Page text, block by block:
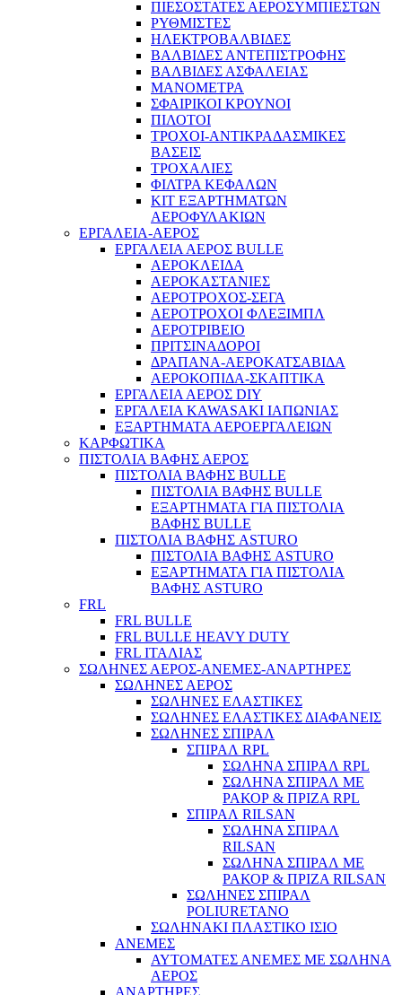
Φορτιστές
ΠΙΕΣΟΣΤΑΤΕΣ ΑΕΡΟΣΥΜΠΙΕΣΤΩΝ
ΡΥΘΜΙΣΤΕΣ
ΗΛΕΚΤΡΟΒΑΛΒΙΔΕΣ
ΒΑΛΒΙΔΕΣ ΑΝΤΕΠΙΣΤΡΟΦΗΣ
ΒΑΛΒΙΔΕΣ ΑΣΦΑΛΕΙΑΣ
ΜΑΝΟΜΕΤΡΑ
ΣΦΑΙΡΙΚΟΙ ΚΡΟΥΝΟΙ
ΠΙΛΟΤΟΙ
ΤΡΟΧΟΙ-ΑΝΤΙΚΡΑΔΑΣΜΙΚΕΣ
ΒΑΣΕΙΣ
ΤΡΟΧΑΛΙΕΣ
ΦΙΛΤΡΑ ΚΕΦΑΛΩΝ
ΚΙΤ ΕΞΑΡΤΗΜΑΤΩΝ
ΑΕΡΟΦΥΛΑΚΙΩΝ
ΕΡΓΑΛΕΙΑ-ΑΕΡΟΣ
ΕΡΓΑΛΕΙΑ ΑΕΡΟΣ BULLE
ΑΕΡΟΚΛΕΙΔΑ
ΑΕΡΟΚΑΣΤΑΝΙΕΣ
ΑΕΡΟΤΡΟΧΟΣ-ΣΕΓΑ
ΑΕΡΟΤΡΟΧΟΙ ΦΛΕΞΙΜΠΛ
ΑΕΡΟΤΡΙΒΕΙΟ
ΠΡΙΤΣΙΝΑΔΟΡΟΙ
ΔΡΑΠΑΝΑ-ΑΕΡΟΚΑΤΣΑΒΙΔΑ
ΑΕΡΟΚΟΠΙΔΑ-ΣΚΑΠΤΙΚΑ
ΕΡΓΑΛΕΙΑ ΑΕΡΟΣ DIY
ΕΡΓΑΛΕΙΑ KAWASAKI ΙΑΠΩΝΙΑΣ
ΕΞΑΡΤΗΜΑΤΑ ΑΕΡΟΕΡΓΑΛΕΙΩΝ
ΚΑΡΦΩΤΙΚΑ
ΠΙΣΤΟΛΙΑ ΒΑΦΗΣ ΑΕΡΟΣ
ΠΙΣΤΟΛΙΑ ΒΑΦΗΣ BULLE
ΠΙΣΤΟΛΙΑ ΒΑΦΗΣ BULLE
ΕΞΑΡΤΗΜΑΤΑ ΓΙΑ ΠΙΣΤΟΛΙΑ
ΒΑΦΗΣ BULLE
ΠΙΣΤΟΛΙΑ ΒΑΦΗΣ ASTURO
ΠΙΣΤΟΛΙΑ ΒΑΦΗΣ ASTURO
ΕΞΑΡΤΗΜΑΤΑ ΓΙΑ ΠΙΣΤΟΛΙΑ
ΒΑΦΗΣ ASTURO
FRL
FRL BULLE
FRL BULLE HEAVY DUTY
FRL ΙΤΑΛΙΑΣ
ΣΩΛΗΝΕΣ ΑΕΡΟΣ-ΑΝΕΜΕΣ-ΑΝΑΡΤΗΡΕΣ
ΣΩΛΗΝΕΣ ΑΕΡΟΣ
ΣΩΛΗΝΕΣ ΕΛΑΣΤΙΚΕΣ
ΣΩΛΗΝΕΣ ΕΛΑΣΤΙΚΕΣ ΔΙΑΦΑΝΕΙΣ
ΣΩΛΗΝΕΣ ΣΠΙΡΑΛ
ΣΠΙΡΑΛ RPL
ΣΩΛΗΝΑ ΣΠΙΡΑΛ RPL
ΣΩΛΗΝΑ ΣΠΙΡΑΛ ΜΕ
ΡΑΚΟΡ & ΠΡΙΖΑ RPL
ΣΠΙΡΑΛ RILSAN
ΣΩΛΗΝΑ ΣΠΙΡΑΛ
RILSAN
ΣΩΛΗΝΑ ΣΠΙΡΑΛ ΜΕ
ΡΑΚΟΡ & ΠΡΙΖΑ RILSAN
ΣΩΛΗΝΕΣ ΣΠΙΡΑΛ
POLIURETANO
ΣΩΛΗΝΑΚΙ ΠΛΑΣΤΙΚΟ ΙΣΙΟ
ΑΝΕΜΕΣ
ΑΥΤΟΜΑΤΕΣ ΑΝΕΜΕΣ ΜΕ ΣΩΛΗΝΑ
ΑΕΡΟΣ